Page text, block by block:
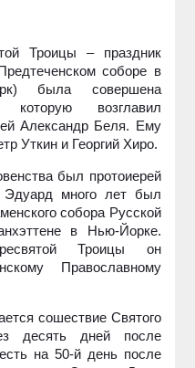
Троицы – праздник
соборе в
была совершена
которую возглавил
Александр Беля. Ему
Уткин и Георгий Хиро.
был протоиерей
много лет был
собора Русской
в Нью-Йорке.
Троицы он
Православному
сошествие Святого
десять дней после
на 50-й день после